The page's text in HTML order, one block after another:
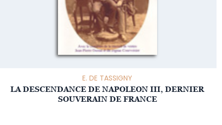
E. DE TASSIGNY
LA DESCENDANCE DE NAPOLEON III, DERNIER
SOUVERAIN DE FRANCE